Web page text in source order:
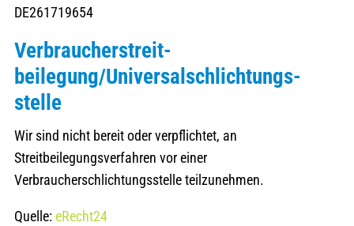
DE261719654
Verbraucher­streit­
beilegung/Universal­schlichtungs­
stelle
Wir sind nicht bereit oder verpflichtet, an
Streitbeilegungsverfahren vor einer
Verbraucherschlichtungsstelle teilzunehmen.
Quelle:eRecht24